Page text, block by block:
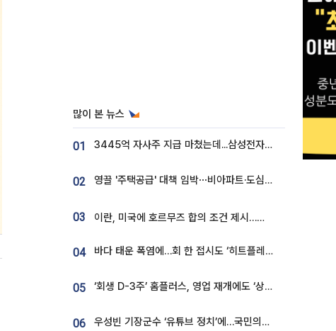
많이 본 뉴스
01 3445억 자사주 지급 마쳤는데...삼성전자 DX노조, 뒤늦은 '떼쓰기 집회'
02 영끌 '주택공급' 대책 임박⋯비아파트·도심복합까지 총동원
03 이란, 미국에 호르무즈 합의 조건 제시…美 “경기 아직 안 끝나” [종합]
04 바다 태운 폭염에…회 한 접시도 ‘히트플레이션’
05 ‘회생 D-3주’ 홈플러스, 영업 재개에도 ‘상품 공급망’ 복구가 생존 관건
06 우성빈 기장군수 ‘유튜브 정치’에…국민의힘 군의원들 집단 반발